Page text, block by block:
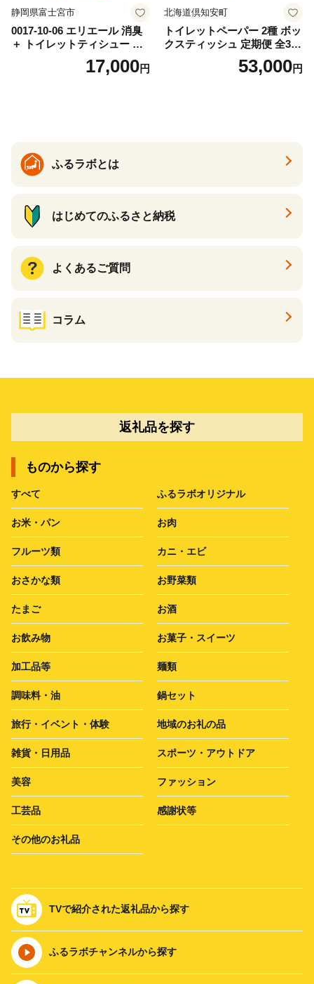
静岡県富士宮市
0017-10-06 エリエール 消臭
＋ トイレットティシュー し
っかり香るフレッシュクリア
の香り ダブル 12ロール×6パ
17,000円
北海道倶知安町
トイレットペーパー 2種 ボッ
クスティッシュ 定期便 全3
回 日本製 まとめ買い 防災
常備品 日用雑貨 消耗品 生活
53,000円
ふるラボとは
はじめてのふるさと納税
よくあるご質問
コラム
返礼品を探す
ものから探す
すべて ふるラボオリジナル
お米・パン お肉
フルーツ類 カニ・エビ
おさかな類 お野菜類
たまご お酒
お飲み物 お菓子・スイーツ
加工品等 麺類
調味料・油 鍋セット
旅行・イベント・体験 地域のお礼の品
雑貨・日用品 スポーツ・アウトドア
美容 ファッション
工芸品 感謝状等
その他のお礼品
TVで紹介された返礼品から探す
ふるラボチャンネルから探す